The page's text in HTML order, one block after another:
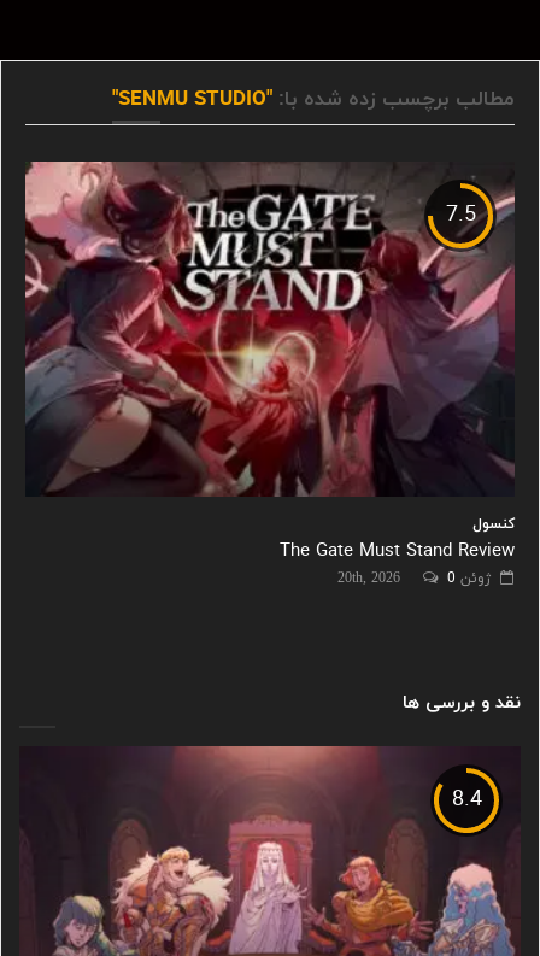
مطالب برچسب زده شده با: "SENMU STUDIO"
7.5
کنسول
The Gate Must Stand Review
ژوئن 20th, 2026 0
نقد و بررسی ها
8.4